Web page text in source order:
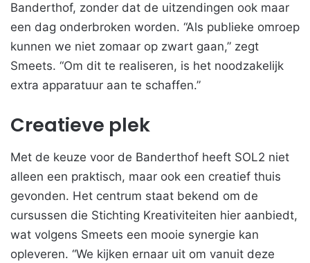
Banderthof, zonder dat de uitzendingen ook maar
een dag onderbroken worden. “Als publieke omroep
kunnen we niet zomaar op zwart gaan,” zegt
Smeets. “Om dit te realiseren, is het noodzakelijk
extra apparatuur aan te schaffen.”
Creatieve plek
Met de keuze voor de Banderthof heeft SOL2 niet
alleen een praktisch, maar ook een creatief thuis
gevonden. Het centrum staat bekend om de
cursussen die Stichting Kreativiteiten hier aanbiedt,
wat volgens Smeets een mooie synergie kan
opleveren. “We kijken ernaar uit om vanuit deze